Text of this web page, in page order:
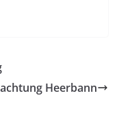
Heerbann